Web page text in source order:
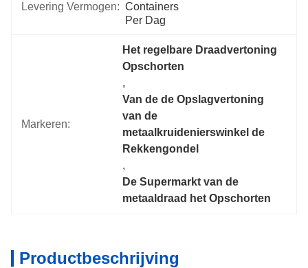
Levering Vermogen: Containers
Per Dag
Markeren:
Het regelbare Draadvertoning
Opschorten
,
Van de de Opslagvertoning
van de
metaalkruidenierswinkel de
Rekkengondel
,
De Supermarkt van de
metaaldraad het Opschorten
Productbeschrijving